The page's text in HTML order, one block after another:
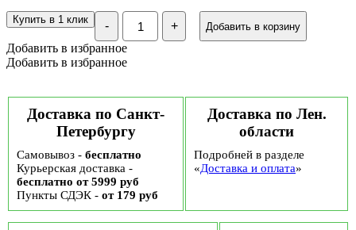
-
Количество
Подарочный
набор
"Сладкие
мгновения",
+ Добавить в корзину
Купить в 1 клик
Добавить в избранное
Добавить в избранное
Доставка по Санкт-
Петербургу
Самовывоз - бесплатно
Курьерская доставка -
бесплатно от 5999 руб
Пункты СДЭК - от 179 руб
Доставка по Лен.
области
Подробней в разделе
«Доставка и оплата»